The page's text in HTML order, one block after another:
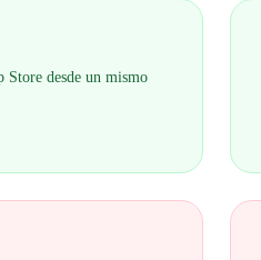
Store desde un mismo